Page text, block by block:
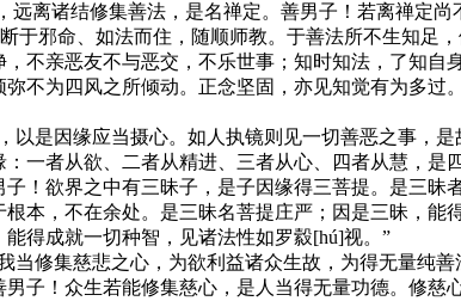
离诸结修集善法，是名禅定。善男子！若离禅定
邪命、如法而住，随顺师教。于善法所不生知足
不亲恶友不与恶交，不乐世事；知时知法，了知自
不为四风之所倾动。正念坚固，亦见知觉有为多过
是因缘应当摄心。如人执镜则见一切善恶之事，
一者从欲、二者从精进、三者从心、四者从慧，是
！欲界之中有三昧子，是子因缘得三菩提。是三昧
本，不在余处。是三昧名菩提庄严；因是三昧，能
得成就一切种智，见诸法性如罗縠[hú]视。”
修集慈悲之心，为欲利益诸众生故，为得无量纯
子！众生若能修集慈心，是人当得无量功德。修慈